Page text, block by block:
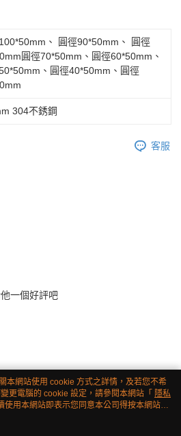
、 圓徑90*50mm、 圓徑
圓徑70*50mm、圓徑60*50mm、
、圓徑40*50mm、圓徑
304不銹鋼
客服
一個好評吧
本網站使用 cookie 方式之詳情，及若您不希
更電腦的 cookie 設定，請參閱本網站「 隱私
使用本網站即表示您同意本公司得按本網站使